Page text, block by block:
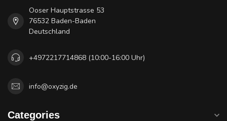
Ooser Hauptstrasse 53
76532 Baden-Baden
Deutschland
+4972217714868 (10:00-16:00 Uhr)
info@oxyzig.de
Categories